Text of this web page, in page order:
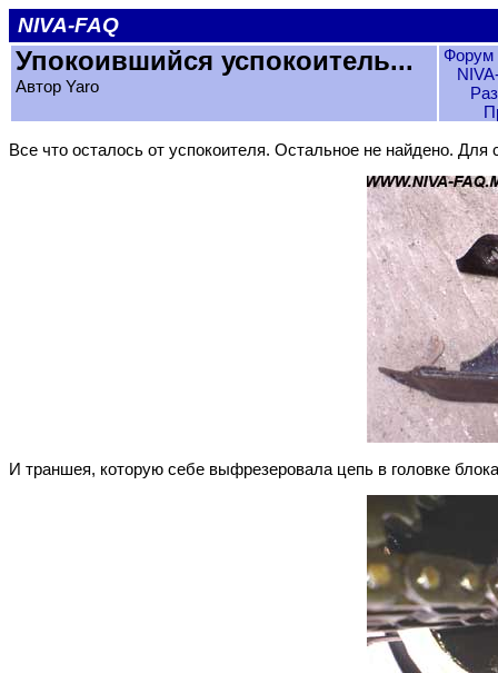
NIVA-FAQ
Упокоившийся успокоитель...
Автор Yaro
Форум
Все что осталось от успокоителя. Остальное не найдено.
И траншея, которую себе выфрезеровала цепь в головке